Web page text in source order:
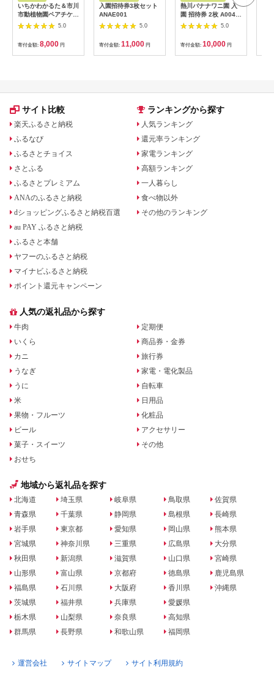
いちかわかるた＆市川
市動植物園ペアチケッ
ト 【12203-0196】
5.0
寄付金額: 8,000 円
入園招待券3枚セット
ANAE001
5.0
寄付金額: 11,000 円
熱川バナナワニ園 入
園 招待券 2枚 A004
／ 熱帯 動植物園 チケ
ット 静岡県 東伊豆町
5.0
寄付金額: 10,000 円
サイト比較
楽天ふるさと納税
ふるなび
ふるさとチョイス
さとふる
ふるさとプレミアム
ANAのふるさと納税
dショッピングふるさと納税百選
au PAY ふるさと納税
ふるさと本舗
ヤフーのふるさと納税
マイナビふるさと納税
ポイント還元キャンペーン
ランキングから探す
人気ランキング
還元率ランキング
家電ランキング
高額ランキング
一人暮らし
食べ物以外
その他のランキング
人気の返礼品から探す
牛肉
いくら
カニ
うなぎ
うに
米
果物・フルーツ
ビール
菓子・スイーツ
おせち
定期便
商品券・金券
旅行券
家電・電化製品
自転車
日用品
化粧品
アクセサリー
その他
地域から返礼品を探す
北海道
青森県
岩手県
宮城県
秋田県
山形県
福島県
茨城県
栃木県
群馬県
埼玉県
千葉県
東京都
神奈川県
新潟県
富山県
石川県
福井県
山梨県
長野県
岐阜県
静岡県
愛知県
三重県
滋賀県
京都府
大阪府
兵庫県
奈良県
和歌山県
鳥取県
島根県
岡山県
広島県
山口県
徳島県
香川県
愛媛県
高知県
福岡県
佐賀県
長崎県
熊本県
大分県
宮崎県
鹿児島県
沖縄県
運営会社 サイトマップ サイト利用規約